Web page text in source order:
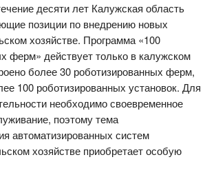
десяти лет Калужская область
позиции по внедрению новых
хозяйстве. Программа «100
ферм» действует только в калужском
более 30 роботизированных ферм,
100 роботизированных установок. Для
необходимо своевременное
поэтому тема
автоматизированных систем
хозяйстве приобретает особую